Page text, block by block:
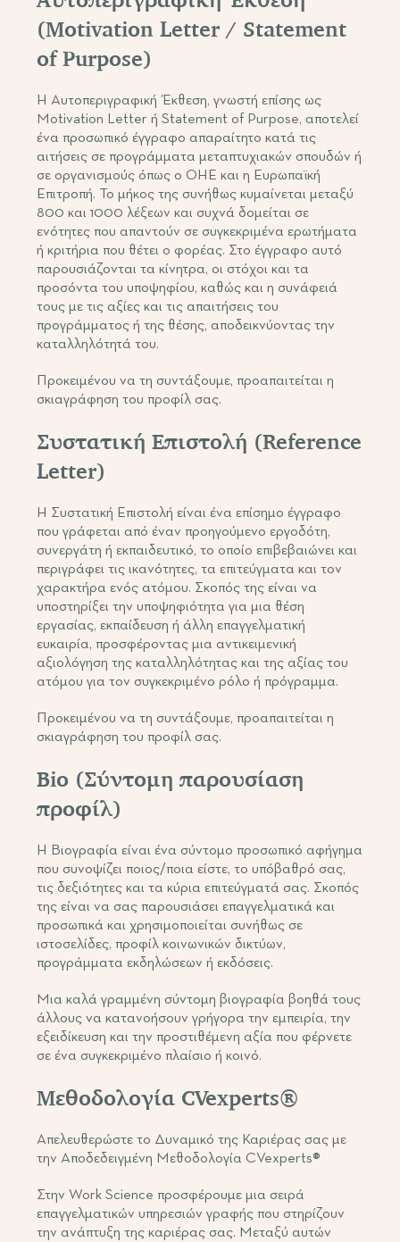
(Motivation Letter / Statement
of Purpose)
Η Αυτοπεριγραφική Έκθεση, γνωστή επίσης ως
Motivation Letter ή Statement of Purpose, αποτελεί
ένα προσωπικό έγγραφο απαραίτητο κατά τις
αιτήσεις σε προγράμματα μεταπτυχιακών σπουδών ή
σε οργανισμούς όπως ο ΟΗΕ και η Ευρωπαϊκή
Επιτροπή. Το μήκος της συνήθως κυμαίνεται μεταξύ
800 και 1000 λέξεων και συχνά δομείται σε
ενότητες που απαντούν σε συγκεκριμένα ερωτήματα
ή κριτήρια που θέτει ο φορέας. Στο έγγραφο αυτό
παρουσιάζονται τα κίνητρα, οι στόχοι και τα
προσόντα του υποψηφίου, καθώς και η συνάφειά
τους με τις αξίες και τις απαιτήσεις του
προγράμματος ή της θέσης, αποδεικνύοντας την
καταλληλότητά του.
Προκειμένου να τη συντάξουμε, προαπαιτείται η
σκιαγράφηση του προφίλ σας.
Συστατική Επιστολή (Reference
Letter)
Η Συστατική Επιστολή είναι ένα επίσημο έγγραφο
που γράφεται από έναν προηγούμενο εργοδότη,
συνεργάτη ή εκπαιδευτικό, το οποίο επιβεβαιώνει και
περιγράφει τις ικανότητες, τα επιτεύγματα και τον
χαρακτήρα ενός ατόμου. Σκοπός της είναι να
υποστηρίξει την υποψηφιότητα για μια θέση
εργασίας, εκπαίδευση ή άλλη επαγγελματική
ευκαιρία, προσφέροντας μια αντικειμενική
αξιολόγηση της καταλληλότητας και της αξίας του
ατόμου για τον συγκεκριμένο ρόλο ή πρόγραμμα.
Προκειμένου να τη συντάξουμε, προαπαιτείται η
σκιαγράφηση του προφίλ σας.
Bio (Σύντομη παρουσίαση
προφίλ)
Η Βιογραφία είναι ένα σύντομο προσωπικό αφήγημα
που συνοψίζει ποιος/ποια είστε, το υπόβαθρό σας,
τις δεξιότητες και τα κύρια επιτεύγματά σας. Σκοπός
της είναι να σας παρουσιάσει επαγγελματικά και
προσωπικά και χρησιμοποιείται συνήθως σε
ιστοσελίδες, προφίλ κοινωνικών δικτύων,
προγράμματα εκδηλώσεων ή εκδόσεις.
Μια καλά γραμμένη σύντομη βιογραφία βοηθά τους
άλλους να κατανοήσουν γρήγορα την εμπειρία, την
εξειδίκευση και την προστιθέμενη αξία που φέρνετε
σε ένα συγκεκριμένο πλαίσιο ή κοινό.
Μεθοδολογία CVexperts®
Απελευθερώστε το Δυναμικό της Καριέρας σας με
την Αποδεδειγμένη Μεθοδολογία CVexperts®
Στην Work Science προσφέρουμε μια σειρά
επαγγελματικών υπηρεσιών γραφής που στηρίζουν
την ανάπτυξη της καριέρας σας. Μεταξύ αυτών